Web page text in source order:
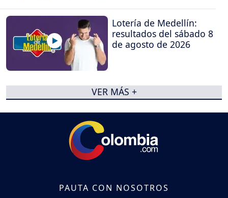
Lotería de Medellín:
resultados del sábado 8
de agosto de 2026
VER MÁS +
PAUTA CON NOSOTROS